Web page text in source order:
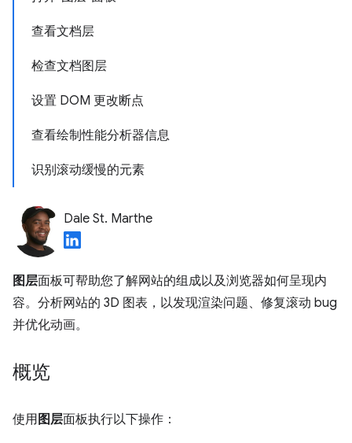
查看文档层
检查文档图层
设置 DOM 更改断点
查看绘制性能分析器信息
识别滚动缓慢的元素
Dale St. Marthe
图层面板可帮助您了解网站的组成以及浏览器如何呈现内
容。分析网站的 3D 图表，以发现渲染问题、修复滚动 bug
并优化动画。
概览
使用 图层面板执行以下操作：